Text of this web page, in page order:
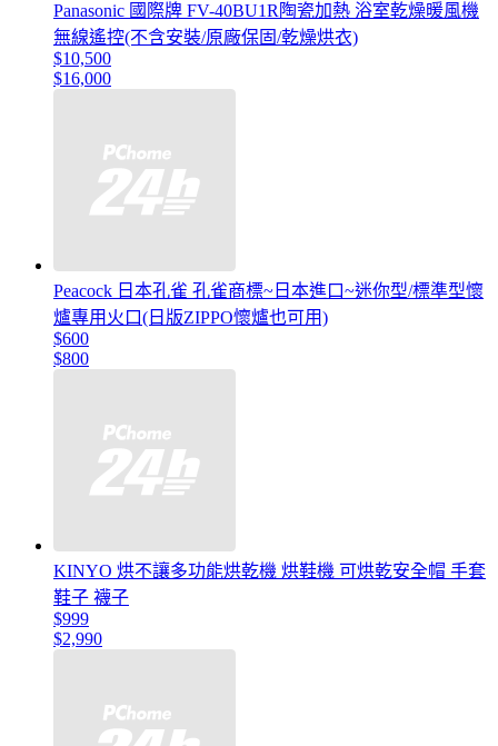
Panasonic 國際牌 FV-40BU1R陶瓷加熱 浴室乾燥暖風機
無線遙控(不含安裝/原廠保固/乾燥烘衣)
$10,500
$16,000
Peacock 日本孔雀 孔雀商標~日本進口~迷你型/標準型懷
爐專用火口(日版ZIPPO懷爐也可用)
$600
$800
KINYO 烘不讓多功能烘乾機 烘鞋機 可烘乾安全帽 手套
鞋子 襪子
$999
$2,990